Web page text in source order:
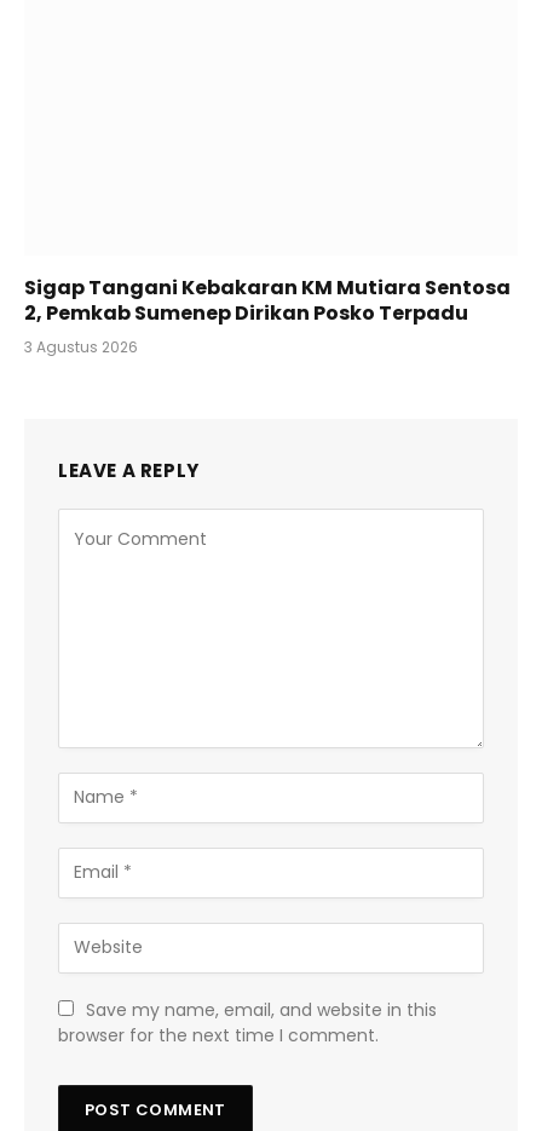
Sigap Tangani Kebakaran KM Mutiara Sentosa
2, Pemkab Sumenep Dirikan Posko Terpadu
3 Agustus 2026
LEAVE A REPLY
Save my name, email, and website in this
browser for the next time I comment.